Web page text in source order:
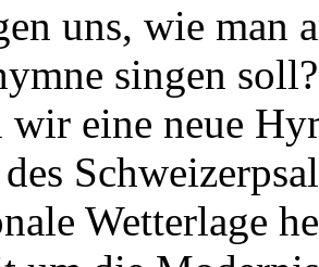
uns, wie man
singen
wir eine neue
Wetterlage